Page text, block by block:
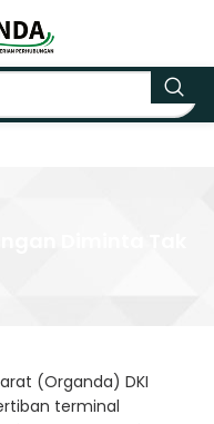
(Organda) DKI
terminal